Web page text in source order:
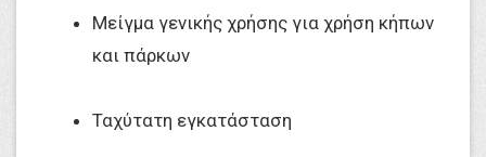
Μείγμα γενικής χρήσης για χρήση κήπων
και πάρκων
Ταχύτατη εγκατάσταση